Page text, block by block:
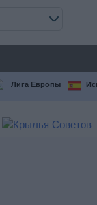
Лига Европы